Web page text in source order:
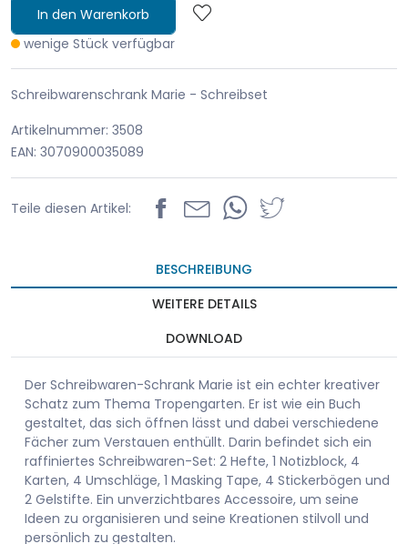
In den Warenkorb
wenige Stück verfügbar
Schreibwarenschrank Marie - Schreibset
Artikelnummer: 3508
EAN: 3070900035089
Teile diesen Artikel:
BESCHREIBUNG
WEITERE DETAILS
DOWNLOAD
Der Schreibwaren-Schrank Marie ist ein echter kreativer
Schatz zum Thema Tropengarten. Er ist wie ein Buch
gestaltet, das sich öffnen lässt und dabei verschiedene
Fächer zum Verstauen enthüllt. Darin befindet sich ein
raffiniertes Schreibwaren-Set: 2 Hefte, 1 Notizblock, 4
Karten, 4 Umschläge, 1 Masking Tape, 4 Stickerbögen und
2 Gelstifte. Ein unverzichtbares Accessoire, um seine
Ideen zu organisieren und seine Kreationen stilvoll und
persönlich zu gestalten.